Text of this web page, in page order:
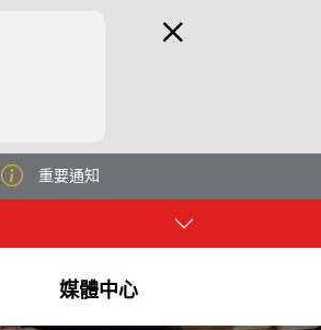
重要通知
媒體中心